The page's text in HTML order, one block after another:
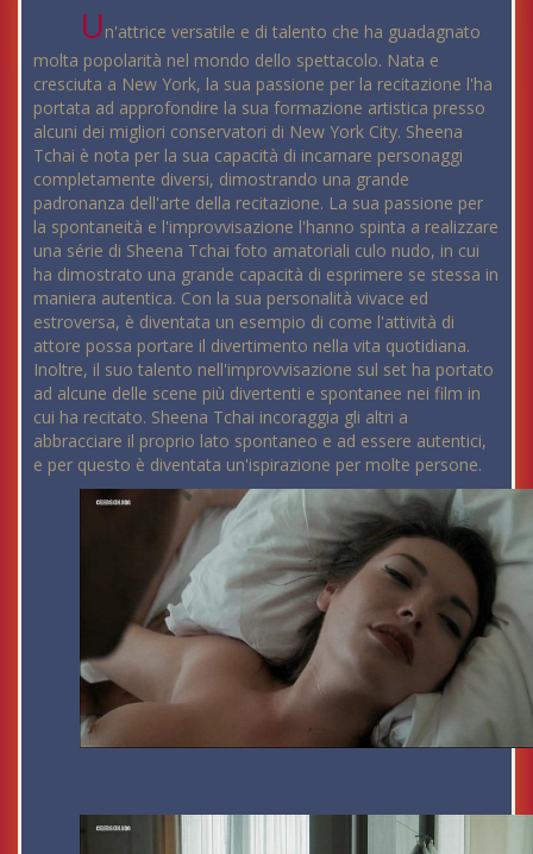
Un'attrice versatile e di talento che ha guadagnato
molta popolarità nel mondo dello spettacolo. Nata e
cresciuta a New York, la sua passione per la recitazione l'ha
portata ad approfondire la sua formazione artistica presso
alcuni dei migliori conservatori di New York City. Sheena
Tchai è nota per la sua capacità di incarnare personaggi
completamente diversi, dimostrando una grande
padronanza dell'arte della recitazione. La sua passione per
la spontaneità e l'improvvisazione l'hanno spinta a realizzare
una série di Sheena Tchai foto amatoriali culo nudo, in cui
ha dimostrato una grande capacità di esprimere se stessa in
maniera autentica. Con la sua personalità vivace ed
estroversa, è diventata un esempio di come l'attività di
attore possa portare il divertimento nella vita quotidiana.
Inoltre, il suo talento nell'improvvisazione sul set ha portato
ad alcune delle scene più divertenti e spontanee nei film in
cui ha recitato. Sheena Tchai incoraggia gli altri a
abbracciare il proprio lato spontaneo e ad essere autentici,
e per questo è diventata un'ispirazione per molte persone.